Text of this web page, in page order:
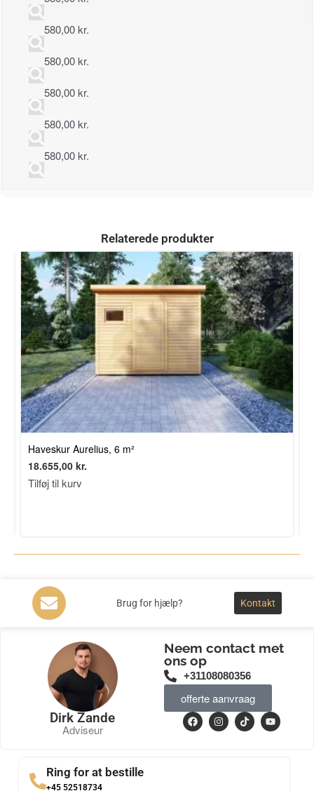
580,00kr.
580,00kr.
580,00kr.
580,00kr.
580,00kr.
Relaterede produkter
Haveskur Aurelius, 6 m²
18.655,00 kr.
Tilføj til kurv
Brug for hjælp? Kontakt
Neem contact met
ons op
+31108080356
offerte aanvraag
Dirk Zande
Adviseur
Ring for at bestille
+45 52518734